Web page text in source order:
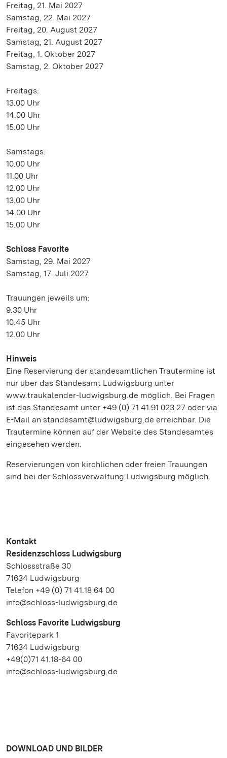
Freitag, 21. Mai 2027
Samstag, 22. Mai 2027
Freitag, 20. August 2027
Samstag, 21. August 2027
Freitag, 1. Oktober 2027
Samstag, 2. Oktober 2027
Freitags:
13.00 Uhr
14.00 Uhr
15.00 Uhr
Samstags:
10.00 Uhr
11.00 Uhr
12.00 Uhr
13.00 Uhr
14.00 Uhr
15.00 Uhr
Schloss Favorite
Samstag, 29. Mai 2027
Samstag, 17. Juli 2027
Trauungen jeweils um:
9.30 Uhr
10.45 Uhr
12.00 Uhr
Hinweis
Eine Reservierung der standesamtlichen Trautermine ist
nur über das Standesamt Ludwigsburg unter
www.traukalender-ludwigsburg.de möglich. Bei Fragen
ist das Standesamt unter +49 (0) 71 41.91 023 27 oder via
E-Mail an standesamt@ludwigsburg.de erreichbar. Die
Trautermine können auf der Website des Standesamtes
eingesehen werden.
Reservierungen von kirchlichen oder freien Trauungen
sind bei der Schlossverwaltung Ludwigsburg möglich.
Kontakt
Residenzschloss Ludwigsburg
Schlossstraße 30
71634 Ludwigsburg
Telefon +49 (0) 71 41.18 64 00
info@schloss-ludwigsburg.de
Schloss Favorite Ludwigsburg
Favoritepark 1
71634 Ludwigsburg
+49(0)71 41.18-64 00
info@schloss-ludwigsburg.de
DOWNLOAD UND BILDER